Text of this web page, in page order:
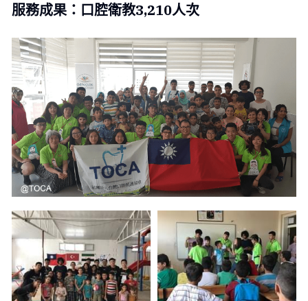
服務成果：口腔衛教3,210人次